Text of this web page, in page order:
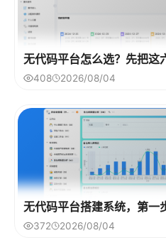
无代码平台怎么选？先把这
408 2026/08/04
无代码平台搭建系统，第一
372 2026/08/04